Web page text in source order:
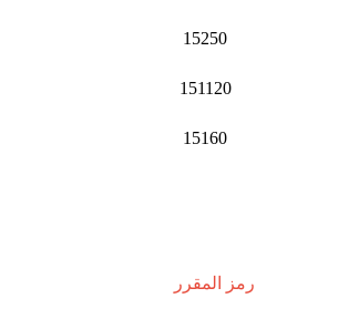
15250
151120
15160
رمز المقرر